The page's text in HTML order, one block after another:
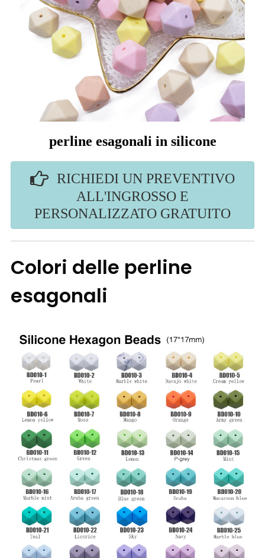
perline esagonali in silicone
RICHIEDI UN PREVENTIVO
ALL'INGROSSO E
PERSONALIZZATO GRATUITO
Colori delle perline
esagonali